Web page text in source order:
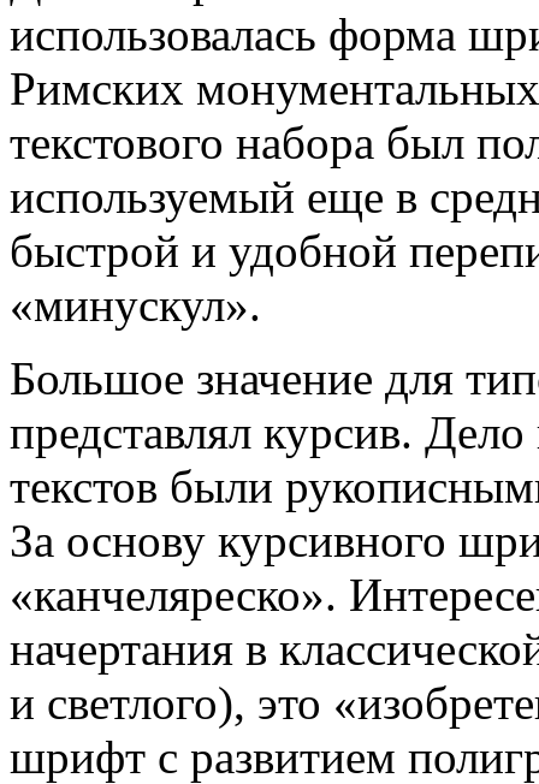
использовалась форма
Римских
текстового набора был
используемый еще в
быстрой и удобной
«минускул».
Большое значение для
представлял курсив.
текстов были
За основу курсивного
«канчеляреско».
начертания в
и светлого), это
шрифт с развитием